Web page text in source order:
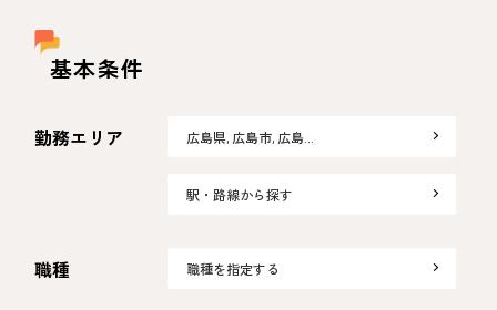
基本条件
勤務エリア 広島県, 広島市, 広島…
駅・路線から探す
職種 職種を指定する